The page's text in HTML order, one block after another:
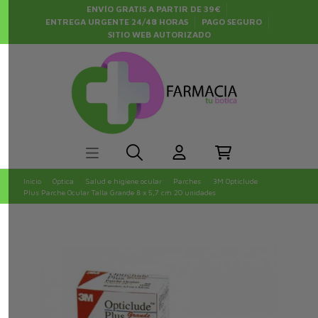
ENVÍO GRATIS A PARTIR DE 39€
ENTREGA URGENTE 24/48 HORAS
PAGO SEGURO
SITIO WEB AUTORIZADO
Inicio Óptica Salud e higiene ocular Parches
3M Opticlude
Plus Parche Ocular Talla Grande 8 x 5,7 cm 20 unidades